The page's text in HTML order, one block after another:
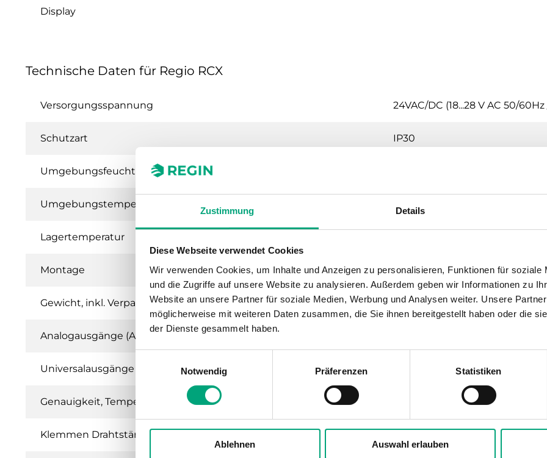
Zustimmung Details
Diese Webseite verwendet Cookies
Wir verwenden Cookies, um Inhalte und Anzeigen zu personalisieren, Funktionen für soziale
und die Zugriffe auf unsere Website zu analysieren. Außerdem geben wir Informationen zu
Website an unsere Partner für soziale Medien, Werbung und Analysen weiter. Unsere
möglicherweise mit weiteren Daten zusammen, die Sie ihnen bereitgestellt haben oder die
der Dienste gesammelt haben.
Notwendig
Präferenzen Statistiken
Ablehnen Auswahl erlauben
Display
Technische Daten für Regio RCX
Versorgungsspannung 24VAC/DC (18...28 V AC 50/60Hz
Schutzart IP30
Umgebungsfeuchte (nicht kondensierend)
Umgebungstemperatur
Lagertemperatur
Montage Wand (separate
Gewicht, inkl. Verpackung 0.115 kg
Analogausgänge (AO)
Universalausgänge (UO) 0–10 V, Digitalausgang (gesamt
Genauigkeit, Temperatur 1 ±0.5 °K @ 15...30 °C
Klemmen Drahtstärke